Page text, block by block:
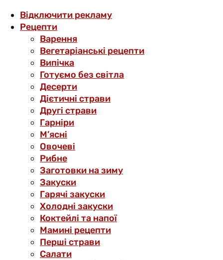
Відключити рекламу
Рецепти
Варення
Вегетаріанські рецепти
Випічка
Готуємо без світла
Десерти
Дієтичні страви
Другі страви
Гарніри
М’ясні
Овочеві
Рибне
Заготовки на зиму
Закуски
Гарячі закуски
Холодні закуски
Коктейлі та напої
Мамині рецепти
Перші страви
Салати